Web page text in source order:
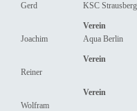
Gerd KSC
Verein
Joachim Aqua Berlin
Verein
Reiner
Verein
Wolfram